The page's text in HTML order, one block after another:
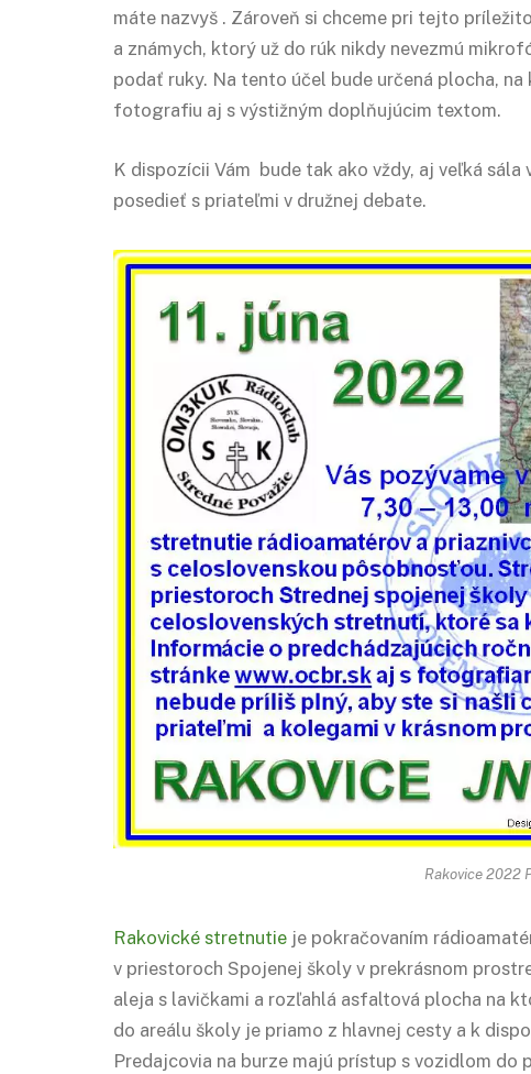
máte nazvyš . Zároveň si chceme pri tejto
a známych, ktorý už do rúk nikdy nevezmú
podať ruky. Na tento účel bude určená plocha,
fotografiu aj s výstižným doplňujúcim textom.
K dispozícii Vám bude tak ako vždy, aj veľká
posedieť s priateľmi v družnej debate.
Rakovice 2022
Rakovické stretnutie je pokračovaním
v priestoroch Spojenej školy v prekrásnom
aleja s lavičkami a rozľahlá asfaltová plocha na
do areálu školy je priamo z hlavnej cesty a k
Predajcovia na burze majú prístup s vozidlom